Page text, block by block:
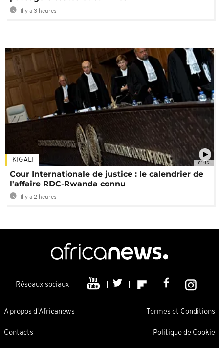
Il y a 3 heures
01:16
KIGALI
Cour Internationale de justice : le calendrier de
l'affaire RDC-Rwanda connu
Il y a 2 heures
Réseaux sociaux
A propos d'Africanews Termes et Conditions
Contacts Politique de Cookie